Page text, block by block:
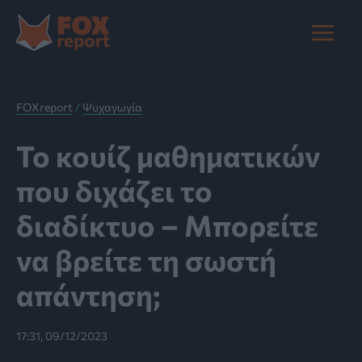
στο
περιεχόμενο
Main
FOXreport / Ψυχαγωγία
Το κουίζ μαθηματικών
που διχάζει το
διαδίκτυο – Μπορείτε
να βρείτε τη σωστή
απάντηση;
17:31, 09/12/2023